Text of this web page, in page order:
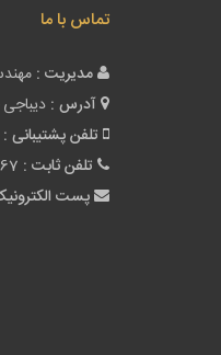
تماس با ما
مدیریت :
آدرس : دیباجی
تلفن پشتیبانی :
تلفن ثابت :
پست